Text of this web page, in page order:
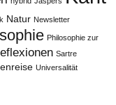
Natur Newsletter
Philosophie zur
Sartre
Universalität